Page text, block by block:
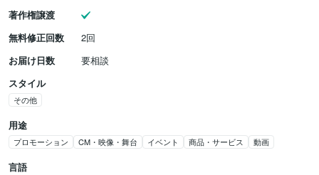
著作権譲渡
無料修正回数
2回
お届け日数
要相談
スタイル
その他
用途
プロモーション CM・映像・舞台 イベント 商品・サービス 動画
言語